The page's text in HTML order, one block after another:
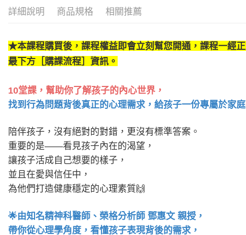
詳細說明 商品規格 相關推薦
★本課程購買後，課程權益即會立刻幫您開通，課程一經
最下方［購課流程］資訊。
10堂課，幫助你了解孩子的內心世界，
找到行為問題背後真正的心理需求，給孩子一份專屬於家
陪伴孩子，沒有絕對的對錯， 更沒有標準答案。
重要的是——看見孩子內在的渴望，
讓孩子活成自己想要的樣子，
並且在愛與信任中，
為他們打造健康穩定的心理素質🙌
🌟由知名精神科醫師、榮格分析師 鄧惠文 親授，
帶你從心理學角度，看懂孩子表現背後的需求，